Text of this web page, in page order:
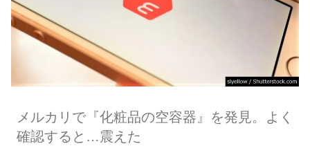
メルカリで『化粧品の空容器』を発見。よく
確認すると…震えた